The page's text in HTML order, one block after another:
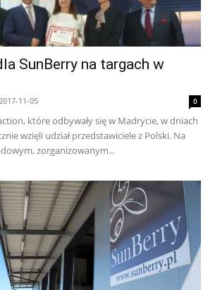
SunBerry na targach w
11-05 0
które odbywały się w Madrycie, w dniach
wzięli udział przedstawiciele z Polski. Na
zorganizowanym...